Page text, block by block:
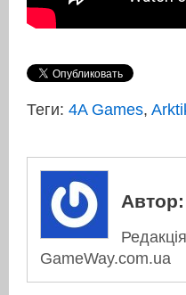
Теги: 4A Games,
Автор:
GameWay.com.ua